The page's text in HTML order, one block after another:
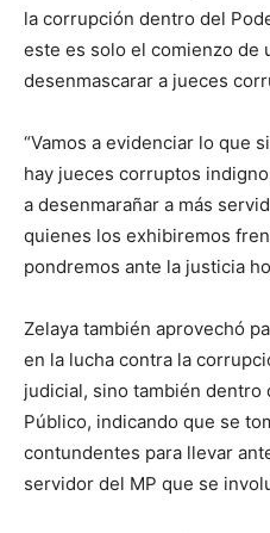
la corrupción dentro del
este es solo el comienzo de
desenmascarar a jueces
“Vamos a evidenciar lo que
hay jueces corruptos
a desenmarañar a más
quienes los exhibiremos
pondremos ante la justicia
Zelaya también aprovechó
en la lucha contra la
judicial, sino también
Público, indicando que se
contundentes para llevar
servidor del MP que se